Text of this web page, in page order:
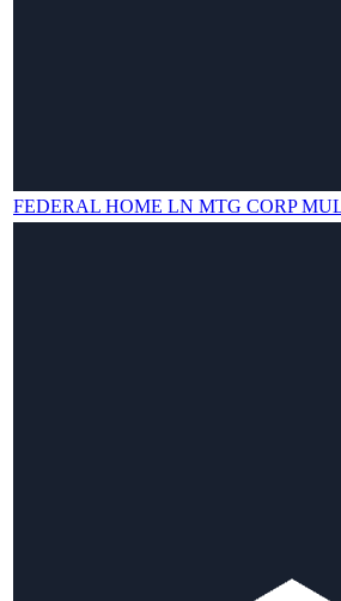
FEDERAL HOME LN MTG CORP